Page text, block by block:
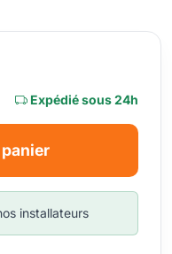
Expédié sous 24h
installateurs